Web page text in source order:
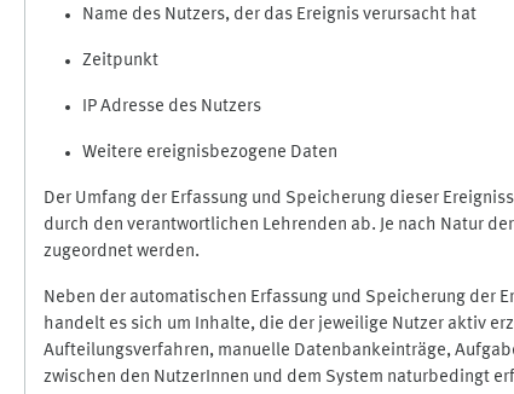
Name des Nutzers, der das Ereignis verursacht hat
Zeitpunkt
IP Adresse des Nutzers
Weitere ereignisbezogene Daten
Der Umfang der Erfassung und Speicherung dieser
durch den verantwortlichen Lehrenden ab. Je nach Natur
zugeordnet werden.
Neben der automatischen Erfassung und Speicherung der
handelt es sich um Inhalte, die der jeweilige Nutzer aktiv
Aufteilungsverfahren, manuelle Datenbankeinträge,
zwischen den NutzerInnen und dem System naturbedingt